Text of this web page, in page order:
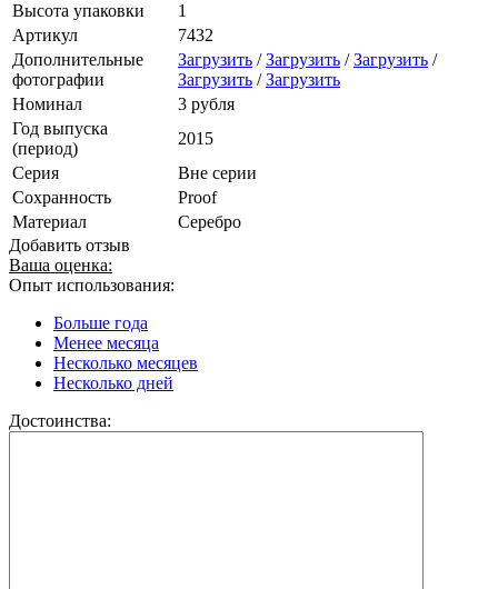
Высота упаковки
1
Артикул
7432
Дополнительные
фотографии
Загрузить /Загрузить /Загрузить /
Загрузить /Загрузить
Номинал
3 рубля
Год выпуска
(период)
2015
Серия
Вне серии
Сохранность
Proof
Материал
Серебро
Добавить отзыв
Ваша оценка:
Опыт использования:
Больше года
Менее месяца
Несколько месяцев
Несколько дней
Достоинства: